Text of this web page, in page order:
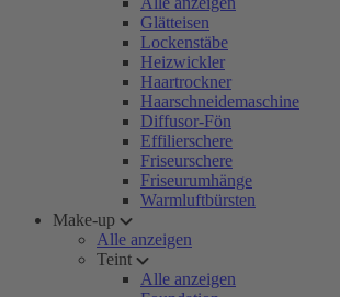
Glätteisen
Lockenstäbe
Heizwickler
Haartrockner
Haarschneidemaschine
Diffusor-Fön
Effilierschere
Friseurschere
Friseurumhänge
Warmluftbürsten
Make-up
Alle anzeigen
Teint
Alle anzeigen